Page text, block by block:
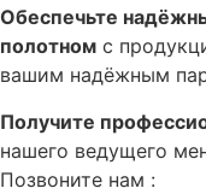
Обеспечьте
полотном с
вашим надёжным
Получите
нашего ведущего
Позвоните нам :